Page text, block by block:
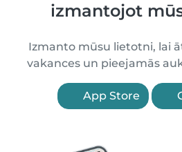
izmantojot
Izmanto mūsu lietotni, lai
vakances un pieejamās
App Store